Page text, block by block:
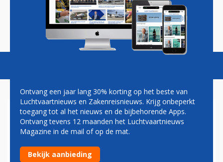
Magazine Podcasts Vacatures
EINDHOVEN AIRPORT START
SAMENWERKING MET TU
EINDHOVEN
Ontvang een jaar lang 30% korting op het beste van
Luchtvaartnieuws en Zakenreisnieuws. Krijg onbeperkt
toegang tot al het nieuws en de bijbehorende Apps.
Ontvang tevens 12 maanden het Luchtvaartnieuws
Magazine in de mail of op de mat.
Bekijk aanbieding